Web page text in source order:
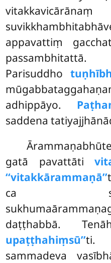
appavattiṃ
passambhitattā.
Parisuddho
adhippāyo.
saddena
gatā pavattāti
‘‘vitakkārammaṇā’’
ca
daṭṭhabbā.
upaṭṭhahiṃsū’’
sammadeva